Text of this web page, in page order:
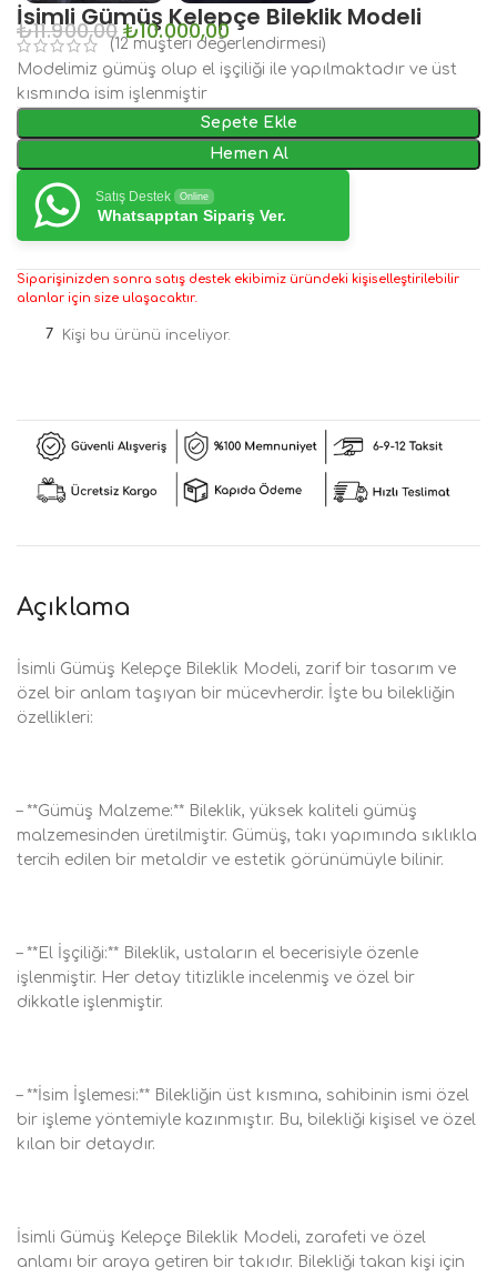
İsimli Gümüş Kelepçe Bileklik Modeli
₺11.900,00 ₺10.000,00
(12müşteri değerlendirmesi)
Modelimiz gümüş olup el işçiliği ile yapılmaktadır ve üst
kısmında isim işlenmiştir
Sepete Ekle
Hemen Al
Satış Destek Online
Whatsapptan Sipariş Ver.
Siparişinizden sonra satış destek ekibimiz üründeki kişiselleştirilebilir
alanlar için size ulaşacaktır.
7 Kişi bu ürünü inceliyor.
Açıklama
İsimli Gümüş Kelepçe Bileklik Modeli, zarif bir tasarım ve
özel bir anlam taşıyan bir mücevherdir. İşte bu bilekliğin
özellikleri:
– **Gümüş Malzeme:** Bileklik, yüksek kaliteli gümüş
malzemesinden üretilmiştir. Gümüş, takı yapımında sıklıkla
tercih edilen bir metaldir ve estetik görünümüyle bilinir.
– **El İşçiliği:** Bileklik, ustaların el becerisiyle özenle
işlenmiştir. Her detay titizlikle incelenmiş ve özel bir
dikkatle işlenmiştir.
– **İsim İşlemesi:** Bilekliğin üst kısmına, sahibinin ismi özel
bir işleme yöntemiyle kazınmıştır. Bu, bilekliği kişisel ve özel
kılan bir detaydır.
İsimli Gümüş Kelepçe Bileklik Modeli, zarafeti ve özel
anlamı bir araya getiren bir takıdır. Bilekliği takan kişi için